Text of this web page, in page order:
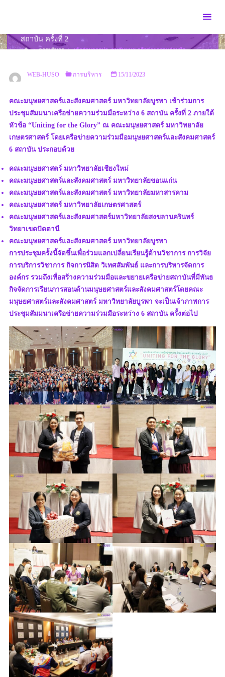
สถาบัน ครั้งที่ 2
การบริหาร
เข้าร่วมการประชุมสัมมนาเครือข่ายความร่วมมือ
WEB-HUSO การบริหาร 15/11/2023
คณะมนุษยศาสตร์และสังคมศาสตร์ มหาวิทยาลัยบูรพา เข้าร่วมการ
ประชุมสัมมนาเครือข่ายความร่วมมือระหว่าง 6 สถาบัน ครั้งที่ 2 ภายใต้
หัวข้อ “Uniting for the Glory” ณ คณะมนุษยศาสตร์ มหาวิทยาลัย
เกษตรศาสตร์ โดยเครือข่ายความร่วมมือมนุษยศาสตร์และสังคมศาสตร์
6 สถาบัน ประกอบด้วย
คณะมนุษยศาสตร์ มหาวิทยาลัยเชียงใหม่
คณะมนุษยศาสตร์และสังคมศาสตร์ มหาวิทยาลัยขอนแก่น
คณะมนุษยศาสตร์และสังคมศาสตร์ มหาวิทยาลัยมหาสารคาม
คณะมนุษยศาสตร์ มหาวิทยาลัยเกษตรศาสตร์
คณะมนุษยศาสตร์และสังคมศาสตร์มหาวิทยาลัยสงขลานครินทร์
วิทยาเขตปัตตานี
คณะมนุษยศาสตร์และสังคมศาสตร์ มหาวิทยาลัยบูรพา
การประชุมครั้งนี้จัดขึ้นเพื่อร่วมแลกเปลี่ยนเรียนรู้ด้านวิชาการ การวิจัย
การบริการวิชาการ กิจการนิสิต วิเทศสัมพันธ์ และการบริหารจัดการ
องค์กร รวมถึงเพื่อสร้างความร่วมมือและขยายเครือข่ายสถาบันที่มีพันธ
กิจจัดการเรียนการสอนด้านมนุษยศาสตร์และสังคมศาสตร์โดยคณะ
มนุษยศาสตร์และสังคมศาสตร์ มหาวิทยาลัยบูรพา จะเป็นเจ้าภาพการ
ประชุมสัมมนาเครือข่ายความร่วมมือระหว่าง 6 สถาบัน ครั้งต่อไป